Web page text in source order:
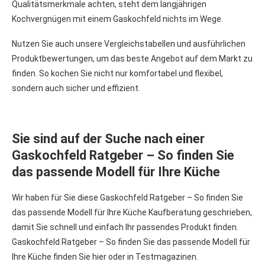
Qualitätsmerkmale achten, steht dem langjährigen
Kochvergnügen mit einem Gaskochfeld nichts im Wege.
Nutzen Sie auch unsere Vergleichstabellen und ausführlichen
Produktbewertungen, um das beste Angebot auf dem Markt zu
finden. So kochen Sie nicht nur komfortabel und flexibel,
sondern auch sicher und effizient.
Sie sind auf der Suche nach einer
Gaskochfeld Ratgeber – So finden Sie
das passende Modell für Ihre Küche
Wir haben für Sie diese Gaskochfeld Ratgeber – So finden Sie
das passende Modell für Ihre Küche Kaufberatung geschrieben,
damit Sie schnell und einfach Ihr passendes Produkt finden.
Gaskochfeld Ratgeber – So finden Sie das passende Modell für
Ihre Küche finden Sie hier oder in Testmagazinen.